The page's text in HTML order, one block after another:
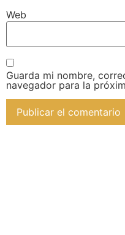
Web
Guarda mi nombre,
navegador para la